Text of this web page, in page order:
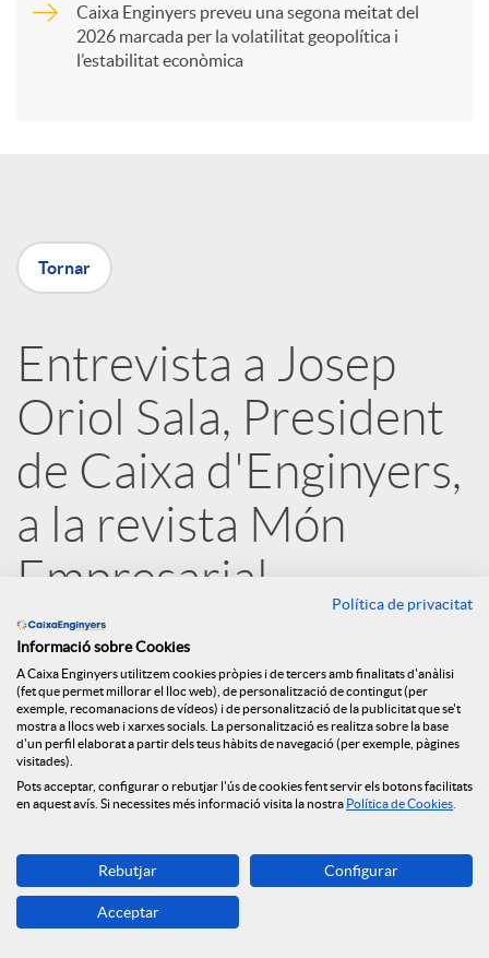
X
r
x
e
s
S
o
c
i
a
Caixa Enginyers preveu una segona meitat del
2026 marcada per la volatilitat geopolítica i
l’estabilitat econòmica
Tornar
Entrevista a Josep
Oriol Sala, President
de Caixa d'Enginyers,
a la revista Món
Empresarial
31.10.2019
Política de privacitat
Informació sobre Cookies
A Caixa Enginyers utilitzem cookies pròpies i de tercers amb finalitats d'anàlisi
(fet que permet millorar el lloc web), de personalització de contingut (per
exemple, recomanacions de vídeos) i de personalització de la publicitat que se't
mostra a llocs web i xarxes socials. La personalització es realitza sobre la base
d'un perfil elaborat a partir dels teus hàbits de navegació (per exemple, pàgines
visitades).
Pots acceptar, configurar o rebutjar l'ús de cookies fent servir els botons facilitats
en aquest avís. Si necessites més informació visita la nostra Política de Cookies
Rebutjar Configurar
Acceptar